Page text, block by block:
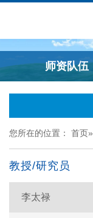
师资队伍
您所在的位置： 首页»
教授/研究员
李太禄